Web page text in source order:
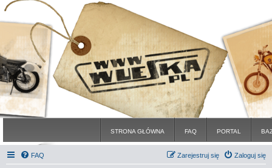
STRONA GŁÓWNA FAQ PORTAL
FAQ Zaloguj się
Zarejestruj się